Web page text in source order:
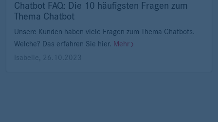
Chatbot FAQ: Die 10 häufigsten Fragen zum
Thema Chatbot
Unsere Kunden haben viele Fragen zum Thema Chatbots.
Welche? Das erfahren Sie hier. Mehr
Isabelle
26.10.2023